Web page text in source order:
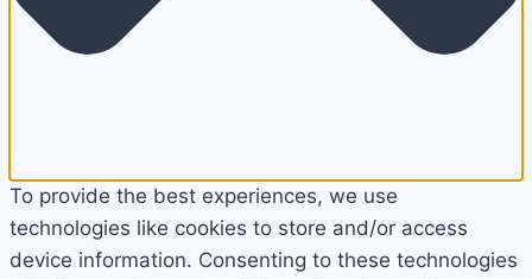
To provide the best experiences, we use
technologies like cookies to store and/or access
device information. Consenting to these technologies